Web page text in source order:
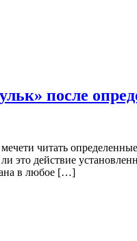
после
читать
ли это действие
в любое […]